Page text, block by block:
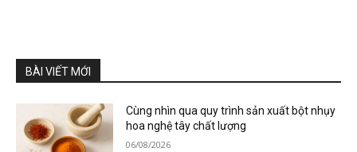
BÀI VIẾT MỚI
Cùng nhìn qua quy trình sản xuất bột nhụy
hoa nghệ tây chất lượng
06/08/2026